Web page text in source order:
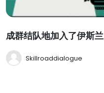
成群结队地加入了伊斯兰
Skillroaddialogue